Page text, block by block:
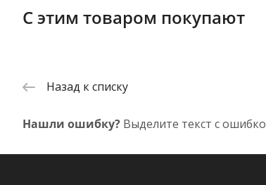
С этим товаром покупают
Назад к списку
Нашли ошибку? Выделите текст с